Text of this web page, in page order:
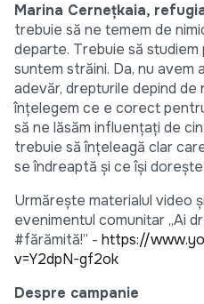
Marina Cernețkaia,
trebuie să ne temem de
departe. Trebuie să studiem
suntem străini. Da, nu avem
adevăr, drepturile depind de
înțelegem ce e corect
să ne lăsăm influențați de
trebuie să înțeleagă clar
se îndreaptă și ce își
Urmărește materialul video
evenimentul comunitar „Ai
#fărămită!” - https://
v=Y2dpN-gf2ok
Despre campanie